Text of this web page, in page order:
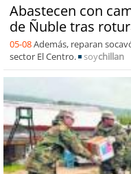
Abastecen con
de Ñuble tras
05-08Además, reparan
sector El Centro.
soychillan